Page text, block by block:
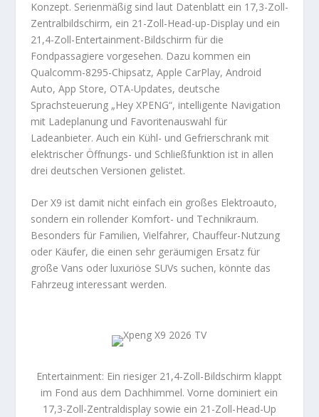
Konzept. Serienmäßig sind laut Datenblatt ein 17,3-Zoll-
Zentralbildschirm, ein 21-Zoll-Head-up-Display und ein
21,4-Zoll-Entertainment-Bildschirm für die
Fondpassagiere vorgesehen. Dazu kommen ein
Qualcomm-8295-Chipsatz, Apple CarPlay, Android
Auto, App Store, OTA-Updates, deutsche
Sprachsteuerung „Hey XPENG“, intelligente Navigation
mit Ladeplanung und Favoritenauswahl für
Ladeanbieter. Auch ein Kühl- und Gefrierschrank mit
elektrischer Öffnungs- und Schließfunktion ist in allen
drei deutschen Versionen gelistet.
Der X9 ist damit nicht einfach ein großes Elektroauto,
sondern ein rollender Komfort- und Technikraum.
Besonders für Familien, Vielfahrer, Chauffeur-Nutzung
oder Käufer, die einen sehr geräumigen Ersatz für
große Vans oder luxuriöse SUVs suchen, könnte das
Fahrzeug interessant werden.
Entertainment: Ein riesiger 21,4-Zoll-Bildschirm klappt
im Fond aus dem Dachhimmel. Vorne dominiert ein
17,3-Zoll-Zentraldisplay sowie ein 21-Zoll-Head-Up